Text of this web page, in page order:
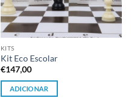
KITS
Kit Eco Escolar
€147,00
ADICIONAR